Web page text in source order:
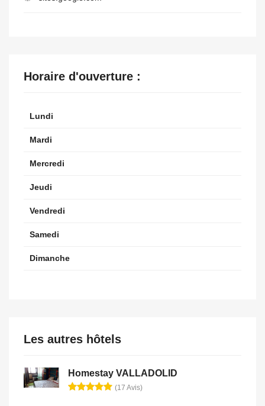
Horaire d'ouverture :
Lundi
Mardi
Mercredi
Jeudi
Vendredi
Samedi
Dimanche
Les autres hôtels
Homestay VALLADOLID
(17 Avis)